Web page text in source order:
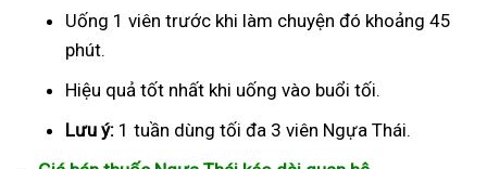
Uống 1 viên trước khi làm chuyện đó khoảng 45
phút.
Hiệu quả tốt nhất khi uống vào buổi tối.
Lưu ý: 1 tuần dùng tối đa 3 viên Ngựa Thái.